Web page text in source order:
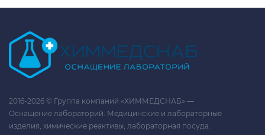
2016-2026 © Группа компаний «ХИММЕДСНАБ» —
Оснащение лабораторий. Медицинские и лабораторные
изделия, химические реактивы, лабораторная посуда.